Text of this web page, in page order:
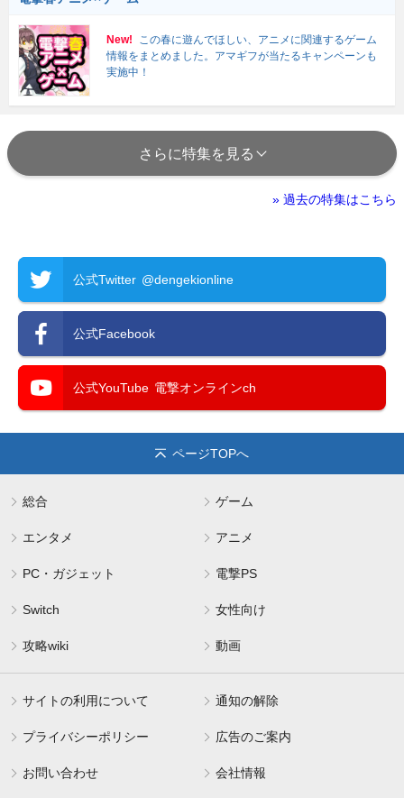
New!
この春に遊んでほしい、アニメに関連するゲーム
情報をまとめました。アマギフが当たるキャンペーンも
実施中！
さらに特集を見る
» 過去の特集はこちら
公式Twitter @dengekionline
公式Facebook
公式YouTube 電撃オンラインch
ページTOPへ
総合 ゲーム
エンタメ アニメ
PC・ガジェット 電撃PS
Switch 女性向け
攻略wiki 動画
サイトの利用について 通知の解除
プライバシーポリシー 広告のご案内
お問い合わせ 会社情報